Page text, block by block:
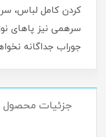
کردن کامل لباس،
سرهمی نیز پاهای
جوراب جداگانه
جزئیات محصول